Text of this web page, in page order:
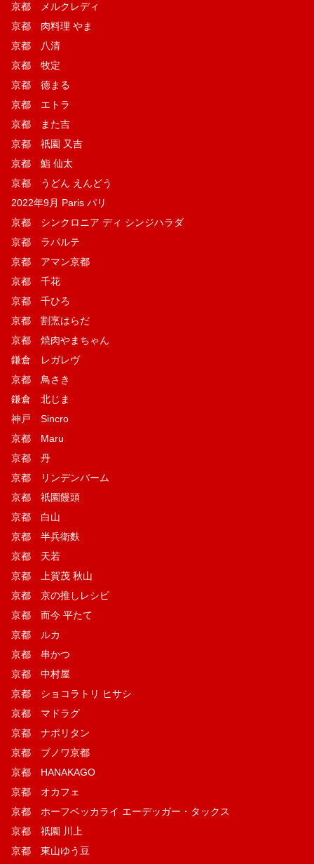
京都 メルクレディ
京都 肉料理 やま
京都 八清
京都 牧定
京都 徳まる
京都 エトラ
京都 また吉
京都 祇園 又吉
京都 鮨 仙太
京都 うどん えんどう
2022年9月 Paris パリ
京都 シンクロニア ディ シンジハラダ
京都 ラパルテ
京都 アマン京都
京都 千花
京都 千ひろ
京都 割烹はらだ
京都 焼肉やまちゃん
鎌倉 レガレヴ
京都 鳥さき
鎌倉 北じま
神戸 Sincro
京都 Maru
京都 丹
京都 リンデンバーム
京都 祇園饅頭
京都 白山
京都 半兵衛麩
京都 天若
京都 上賀茂 秋山
京都 京の推しレシピ
京都 而今 平たて
京都 ルカ
京都 串かつ
京都 中村屋
京都 ショコラトリ ヒサシ
京都 マドラグ
京都 ナポリタン
京都 ブノワ京都
京都 HANAKAGO
京都 オカフェ
京都 ホーフベッカライ エーデッガー・タックス
京都 祇園 川上
京都 東山ゆう豆